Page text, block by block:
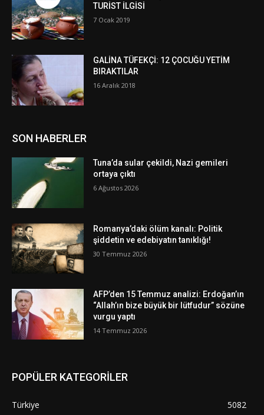
TURİST İLGİSİ
7 Ocak 2019
GALİNA TÜFEKÇİ: 12 ÇOCUĞU YETİM
BIRAKTILAR
16 Aralık 2018
SON HABERLER
Tuna’da sular çekildi, Nazi gemileri
ortaya çıktı
6 Ağustos 2026
Romanya’daki ölüm kanalı: Politik
şiddetin ve edebiyatın tanıklığı!
30 Temmuz 2026
AFP’den 15 Temmuz analizi: Erdoğan’ın
“Allah’ın bize büyük bir lütfudur” sözüne
vurgu yaptı
14 Temmuz 2026
POPÜLER KATEGORİLER
Türkiye
5082